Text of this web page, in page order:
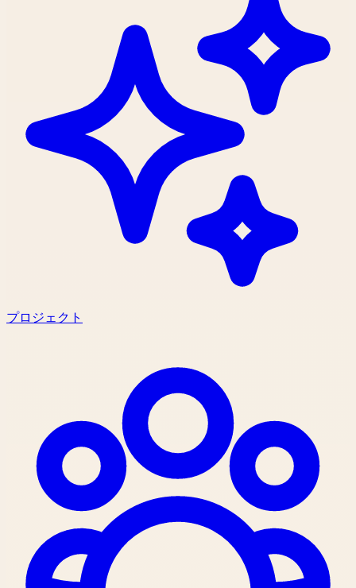
プロジェクト